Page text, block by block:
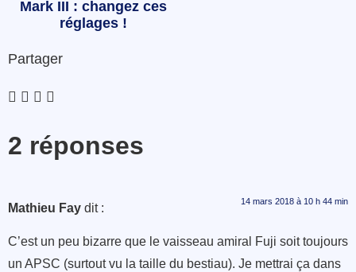
Mark III : changez ces
réglages !
Partager
2 réponses
Mathieu Fay dit : 14 mars 2018 à 10 h 44 min
C’est un peu bizarre que le vaisseau amiral Fuji soit toujours
un APSC (surtout vu la taille du bestiau). Je mettrai ça dans